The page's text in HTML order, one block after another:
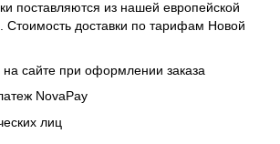
поставляются из нашей европейской
Стоимость доставки по тарифам Новой
сайте при оформлении заказа
NovaPay
лиц